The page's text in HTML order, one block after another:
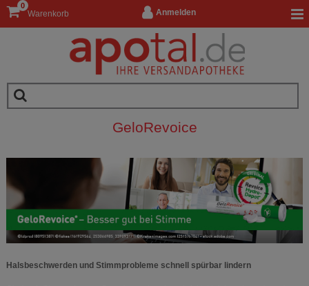
Anmelden
Warenkorb
0
GeloRevoice
Halsbeschwerden und Stimmprobleme schnell spürbar lindern